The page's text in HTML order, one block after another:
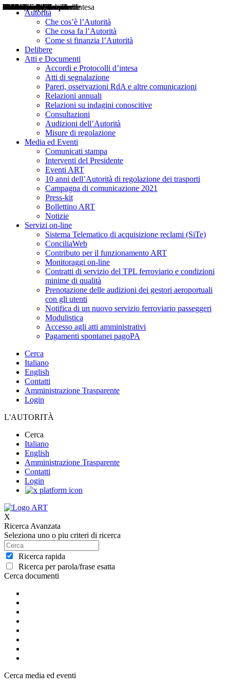
Autorità
Che cos’è l’Autorità
Che cosa fa l’Autorità
Come si finanzia l’Autorità
Delibere
Atti e Documenti
Accordi e Protocolli d’intesa
Atti di segnalazione
Pareri, osservazioni RdA e altre comunicazioni
Relazioni annuali
Relazioni su indagini conoscitive
Consultazioni
Audizioni dell’Autorità
Misure di regolazione
Media ed Eventi
Comunicati stampa
Interventi del Presidente
Eventi ART
10 anni dell’Autorità di regolazione dei trasporti
Campagna di comunicazione 2021
Press-kit
Bollettino ART
Notizie
Servizi on-line
Sistema Telematico di acquisizione reclami (SiTe)
ConciliaWeb
Contributo per il funzionamento ART
Monitoraggi on-line
Contratti di servizio del TPL ferroviario e condizioni
minime di qualità
Prenotazione delle audizioni dei gestori aeroportuali
con gli utenti
Notifica di un nuovo servizio ferroviario passeggeri
Modulistica
Accesso agli atti amministrativi
Pagamenti spontanei pagoPA
Cerca
Italiano
English
Contatti
Amministrazione Trasparente
Login
L'AUTORITÀ
Cerca
Italiano
English
Amministrazione Trasparente
Contatti
Login
X
Ricerca Avanzata
Seleziona uno o piu criteri di ricerca
Ricerca rapida
Ricerca per parola/frase esatta
Cerca documenti
Delibere
Pareri
Consultazioni
Audizioni
Atti di Segnalazione
Accordi e Protocolli d'Intesa
Relazioni annuali
Misure di regolazione
Cerca media ed eventi
Notizie
Comunicati Stampa
Bollettini ART
Convegni ART
Interviste del Presidente
Articoli in primo piano
Interventi del Presidente
2004
2005
2010
2013
2014
2015
2016
2017
2018
2019
202
2020
2021
2022
2023
2024
2025
2026
Aereo
Marittimo
Terrestre